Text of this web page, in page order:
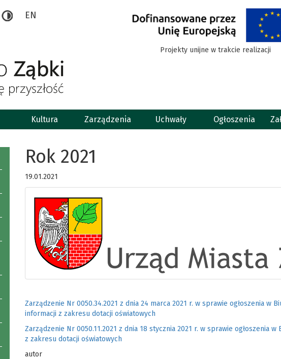
EN
Projekty unijne w trakcie realizacji
Kultura Zarządzenia Uchwały Ogłoszenia
Rok 2021
19.01.2021
Zarządzenie Nr 0050.34.2021 z dnia 24 marca 2021 r. w sprawie ogłoszenia
informacji z zakresu dotacji oświatowych
Zarządzenie Nr 0050.11.2021 z dnia 18 stycznia 2021 r. w sprawie
z zakresu dotacji oświatowych
autor